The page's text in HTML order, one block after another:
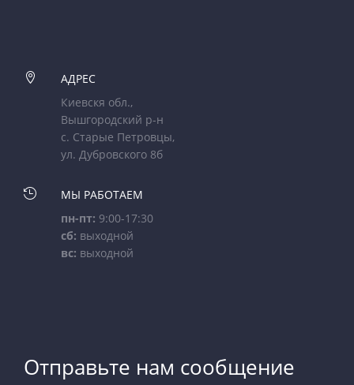

АДРЕС
Киевскя обл.,
Вышгородский р-н
с. Старые Петровцы,
ул. Дубровского 8б

МЫ РАБОТАЕМ
пн-пт: 9:00-17:30
сб: выходной
вс: выходной
Отправьте нам сообщение